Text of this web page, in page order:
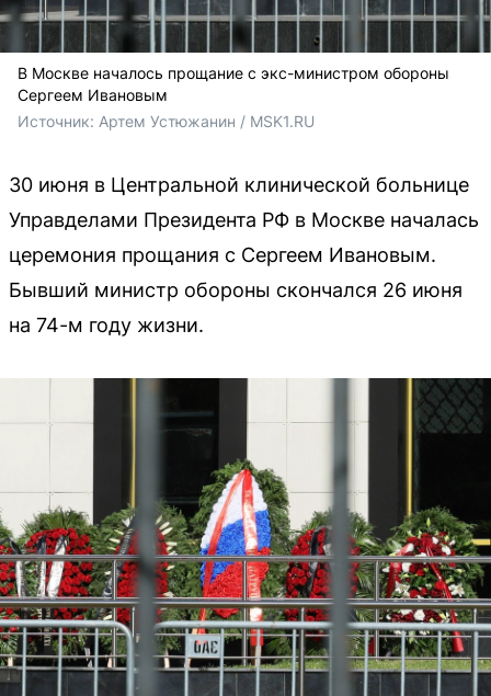
В Москве началось прощание с экс-министром обороны
Сергеем Ивановым
Источник: Артем Устюжанин / MSK1.RU
30 июня в Центральной клинической больнице
Управделами Президента РФ в Москве началась
церемония прощания с Сергеем Ивановым.
Бывший министр обороны скончался 26 июня
на 74-м году жизни.